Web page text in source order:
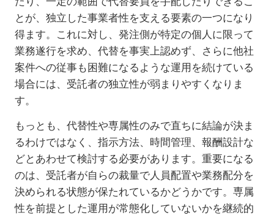
とが、独立した事業者性を支える要素の一つになり
得ます。これに対し、発注側が特定の個人に限って
業務遂行を求め、代替を事実上認めず、さらに他社
案件への従事も困難になるような運用を続けている
場合には、受託者の独立性が弱まりやすくなりま
す。
もっとも、代替性や専属性のみで直ちに結論が決ま
るわけではなく、指示方法、時間管理、報酬設計な
どとあわせて検討する必要があります。重要になる
のは、受託者が自らの裁量で人員配置や業務配分を
決められる状態が保たれているかどうかです。専属
性を前提とした運用が常態化していないかを継続的